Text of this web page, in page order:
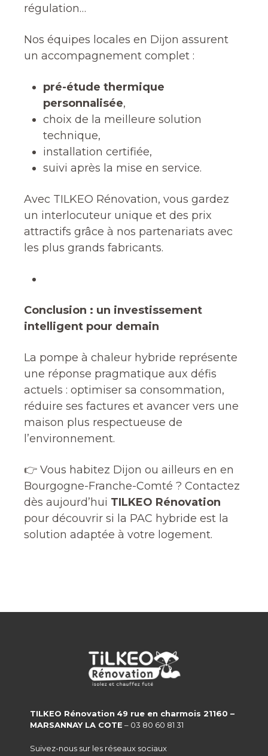
régulation…
Nos équipes locales en Dijon assurent
un accompagnement complet :
pré-étude thermique
personnalisée,
choix de la meilleure solution
technique,
installation certifiée,
suivi après la mise en service.
Avec TILKEO Rénovation, vous gardez
un interlocuteur unique et des prix
attractifs grâce à nos partenariats avec
les plus grands fabricants.
Conclusion : un investissement
intelligent pour demain
La pompe à chaleur hybride représente
une réponse pragmatique aux défis
actuels : optimiser sa consommation,
réduire ses factures et avancer vers une
maison plus respectueuse de
l’environnement.
👉 Vous habitez Dijon ou ailleurs en en
Bourgogne-Franche-Comté ? Contactez
dès aujourd’hui TILKEO Rénovation
pour découvrir si la PAC hybride est la
solution adaptée à votre logement.
TILKEO Rénovation 49 rue en charmois 21160 –
MARSANNAY LA COTE – 03 80 60 81 31
Suivez-nous sur les réseaux sociaux